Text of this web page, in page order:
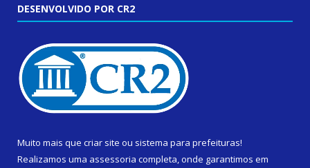
DESENVOLVIDO POR CR2
Muito mais que criar site ou sistema para prefeituras!
Realizamos uma assessoria completa, onde garantimos em